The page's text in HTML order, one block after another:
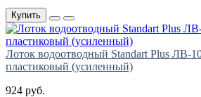
Купить
Лоток водоотводный Standart Plus ЛВ-
пластиковый (усиленный)
924 руб.